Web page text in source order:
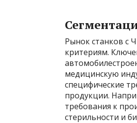
Рынок станков с
критериям.
медицинскую
специфические
продукции.
требования к
стерильности и